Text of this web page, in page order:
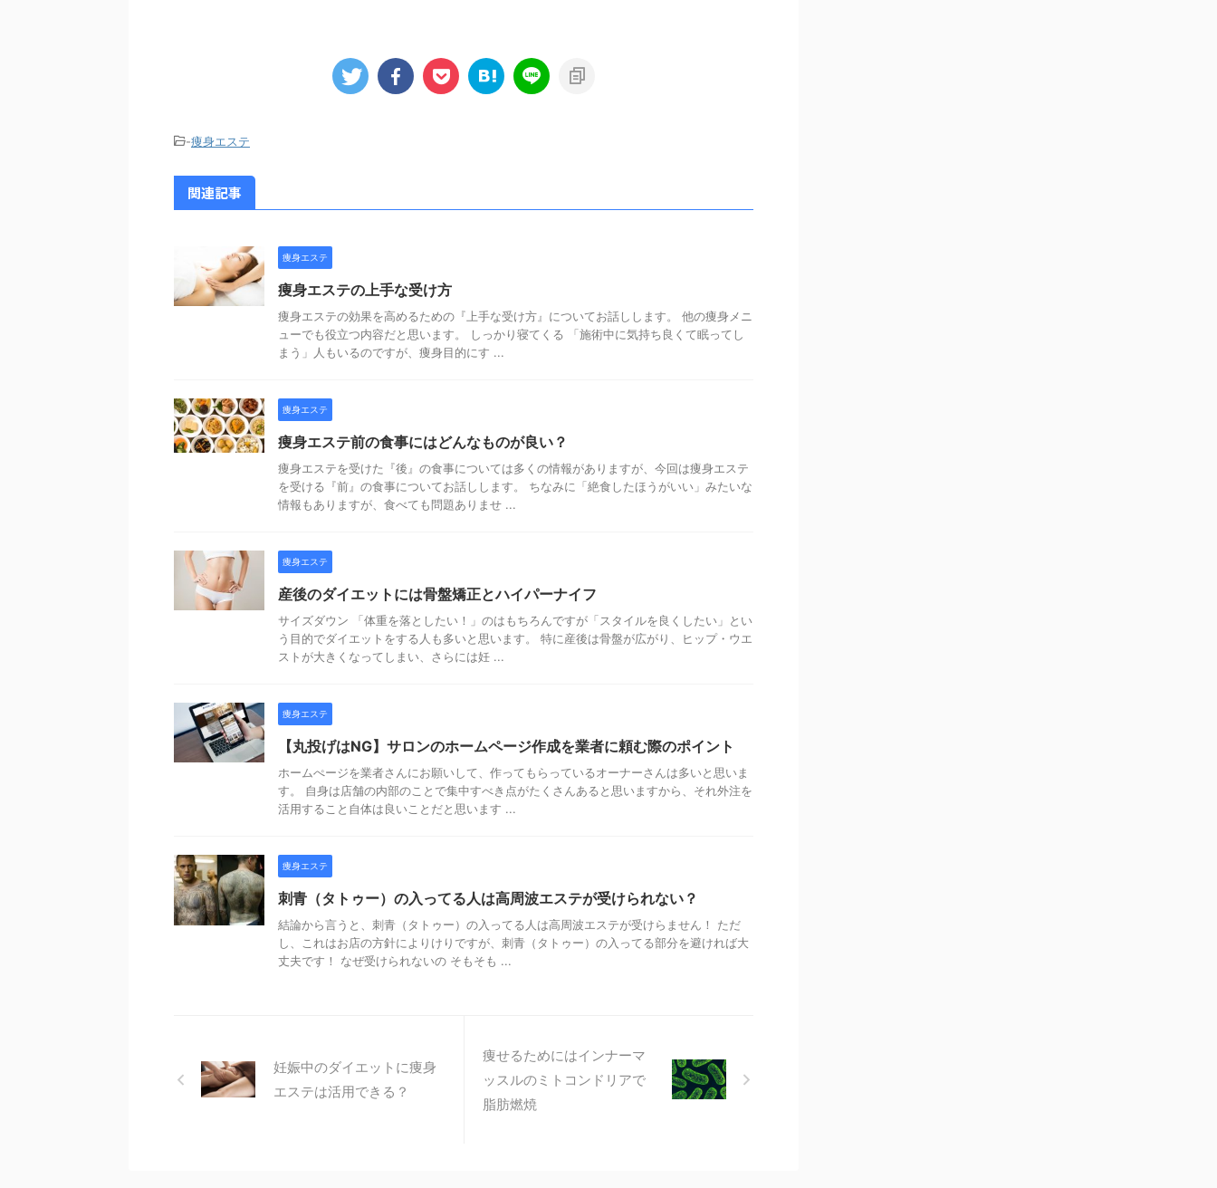
-痩身エステ
関連記事
痩身エステ
痩身エステの上手な受け方
痩身エステの効果を高めるための『上手な受け方』についてお話しします。 他の痩身メニ
ューでも役立つ内容だと思います。 しっかり寝てくる 「施術中に気持ち良くて眠ってし
まう」人もいるのですが、痩身目的にす ...
痩身エステ
痩身エステ前の食事にはどんなものが良い？
痩身エステを受けた『後』の食事については多くの情報がありますが、今回は痩身エステ
を受ける『前』の食事についてお話しします。 ちなみに「絶食したほうがいい」みたいな
情報もありますが、食べても問題ありませ ...
痩身エステ
産後のダイエットには骨盤矯正とハイパーナイフ
サイズダウン 「体重を落としたい！」のはもちろんですが「スタイルを良くしたい」とい
う目的でダイエットをする人も多いと思います。 特に産後は骨盤が広がり、ヒップ・ウエ
ストが大きくなってしまい、さらには妊 ...
痩身エステ
【丸投げはNG】サロンのホームページ作成を業者に頼む際のポイント
ホームぺージを業者さんにお願いして、作ってもらっているオーナーさんは多いと思いま
す。 自身は店舗の内部のことで集中すべき点がたくさんあると思いますから、それ外注を
活用すること自体は良いことだと思います ...
痩身エステ
刺青（タトゥー）の入ってる人は高周波エステが受けられない？
結論から言うと、刺青（タトゥー）の入ってる人は高周波エステが受けらません！ ただ
し、これはお店の方針によりけりですが、刺青（タトゥー）の入ってる部分を避ければ大
丈夫です！ なぜ受けられないの そもそも ...
妊娠中のダイエットに痩身
エステは活用できる？
痩せるためにはインナーマ
ッスルのミトコンドリアで
脂肪燃焼